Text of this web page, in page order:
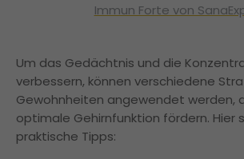
Immun Forte von
Um das Gedächtnis und die
verbessern, können verschiedene
Gewohnheiten angewendet werden,
optimale Gehirnfunktion fördern. Hier
praktische Tipps: